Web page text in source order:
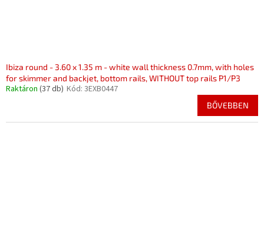
Ibiza round - 3.60 x 1.35 m - white wall thickness 0.7mm, with holes
for skimmer and backjet, bottom rails, WITHOUT top rails P1/P3
Raktáron (37 db) Kód: 3EXB0447
BŐVEBBEN